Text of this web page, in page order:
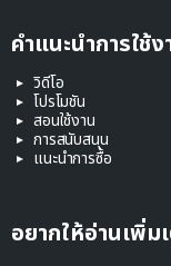
คำแนะนำการใช้ง
วิดีโอ
โปรโมชัน
สอนใช้งาน
การสนับสนุน
แนะนำการซื้อ
อยากให้อ่านเพิ่ม